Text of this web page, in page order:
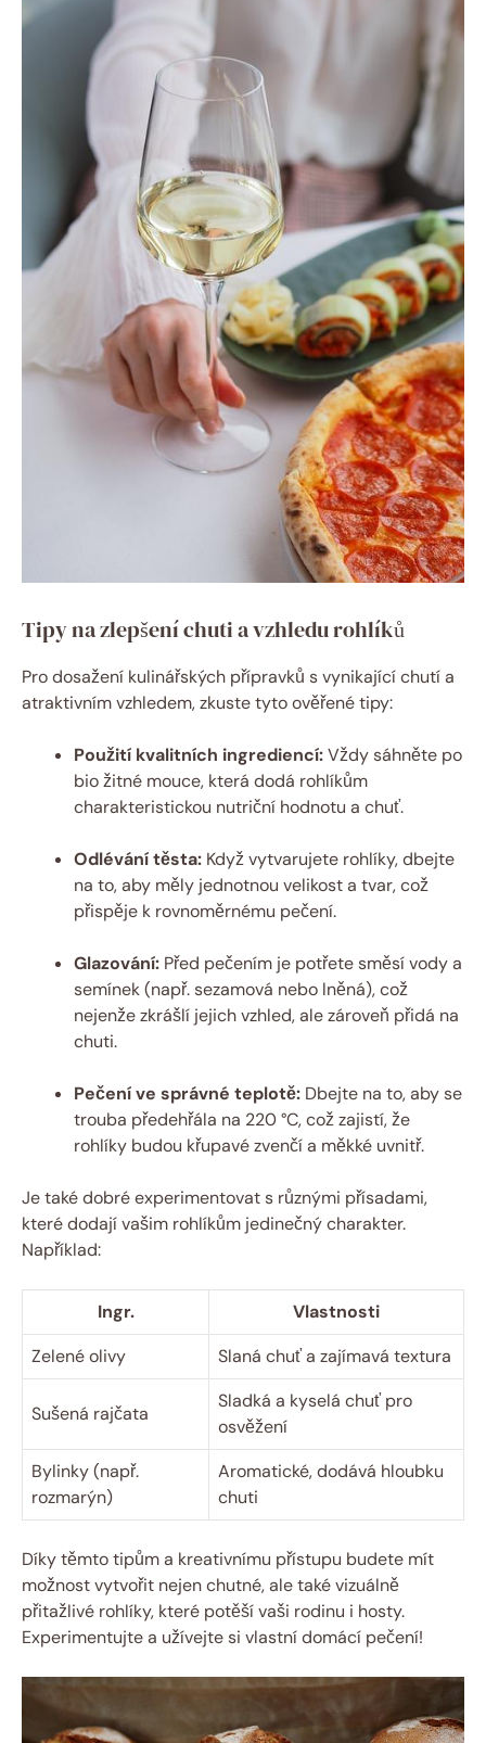
Tipy na zlepšení chuti a vzhledu rohlíků
Pro dosažení kulinářských přípravků s vynikající chutí a
atraktivním vzhledem, zkuste tyto ověřené tipy:
Použití kvalitních ingrediencí:Vždy sáhněte po
bio žitné mouce, která dodá rohlíkům
charakteristickou nutriční hodnotu a chuť.
Odlévání těsta: Když vytvarujete rohlíky, dbejte
na to, aby měly jednotnou velikost a tvar, což
přispěje k rovnoměrnému pečení.
Glazování: Před pečením je potřete směsí vody a
semínek (např. sezamová nebo lněná), což
nejenže zkrášlí jejich vzhled, ale zároveň přidá na
chuti.
Pečení ve správné teplotě: Dbejte na to, aby se
trouba předehřála na 220 °C, což zajistí, že
rohlíky budou křupavé zvenčí a měkké uvnitř.
Je také dobré experimentovat s různými přísadami,
které dodají vašim rohlíkům jedinečný charakter.
Například:
Ingr.
Vlastnosti
Zelené olivy
Slaná chuť a zajímavá textura
Sušená rajčata
Sladká a kyselá chuť pro
osvěžení
Bylinky (např.
rozmarýn)
Aromatické, dodává hloubku
chuti
Díky těmto tipům a kreativnímu přístupu budete mít
možnost vytvořit nejen chutné, ale také vizuálně
přitažlivé rohlíky, které potěší vaši rodinu i hosty.
Experimentujte a užívejte si vlastní domácí pečení!